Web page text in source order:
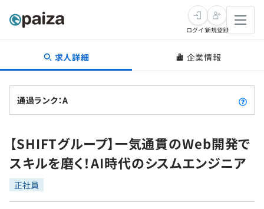
転職・キャリア
転職成功ガイド
転職エージェント
インタビュー
転職成功ガイド
新卒就活
求人検索
本選考
インターン
学習
問題集
プログラミング言語
ゲーム・マンガ
ログイン新規登録
求人詳細 企業情報
通過ランク：A
【SHIFTグループ】一気通貫のWeb開発で
スキルを磨く！AI時代のシスムエンジニア
正社員